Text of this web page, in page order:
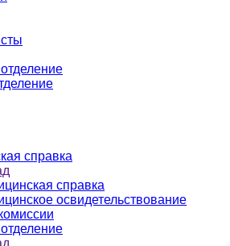
справка
справка
ос­ви­детель­ство­вание